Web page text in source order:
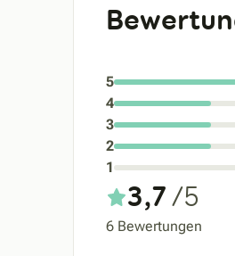
5
4
3
2
1
3,7/5
6 Bewertungen